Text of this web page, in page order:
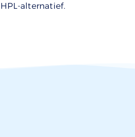
HPL-alternatief.